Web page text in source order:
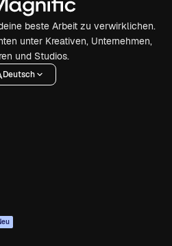
beste Arbeit zu verwirklichen.
unter Kreativen, Unternehmen,
und Studios.
Deutsch